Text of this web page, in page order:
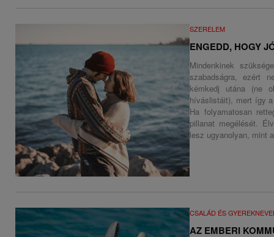
SZERELEM
ENGEDD, HOGY
Mindenkinek
szabadságra, ezért
kémkedj utána (ne
híváslistáit), mert így
Ha folyamatosan
pillanat megélését.
lesz ugyanolyan, mint
CSALÁD ÉS
AZ EMBERI